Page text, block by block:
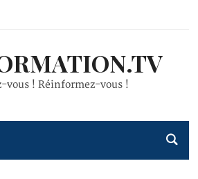
vous ! Réinformez-vous !